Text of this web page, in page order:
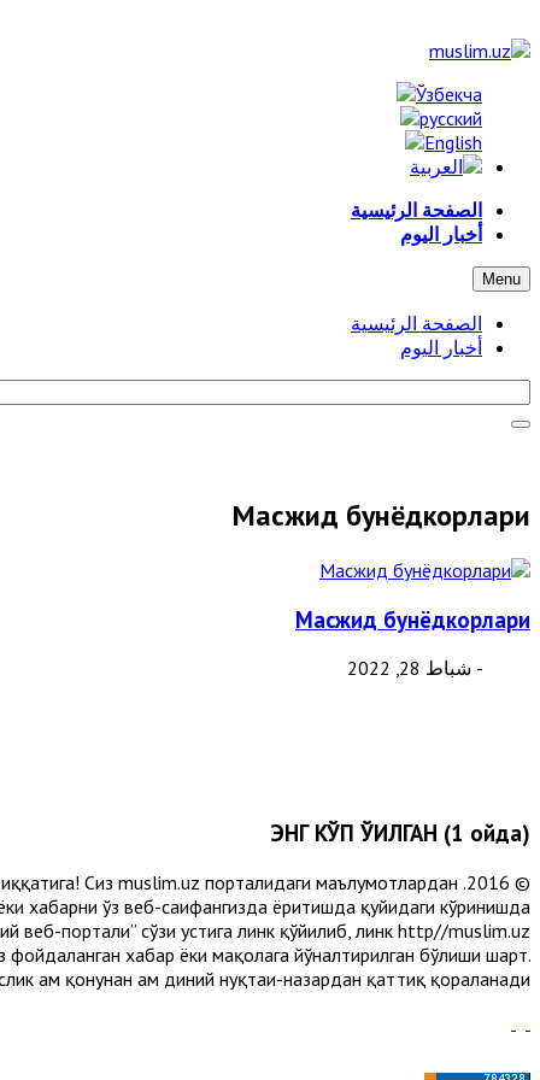
الصفحة الرئيسية
أخبار اليوم
Menu
الصفحة الرئيسية
أخبار اليوم
Масжид бунёдкорлари
Масжид бунёдкорлари
- شباط 28, 2022
ЭНГ КЎП ЎҚИЛГАН (1 ойда)
Сиз muslim.uz порталидаги маълумотлардан
хабарни ўз веб-саҳифангизда ёритишда қуйидаги кўринишда
веб-портали” сўзи устига линк қўйилиб, линк http//muslim.uz
фойдаланган хабар ёки мақолага йўналтирилган бўлиши шарт.
ҳам қонунан ҳам диний нуқтаи-назардан қаттиқ қораланади.